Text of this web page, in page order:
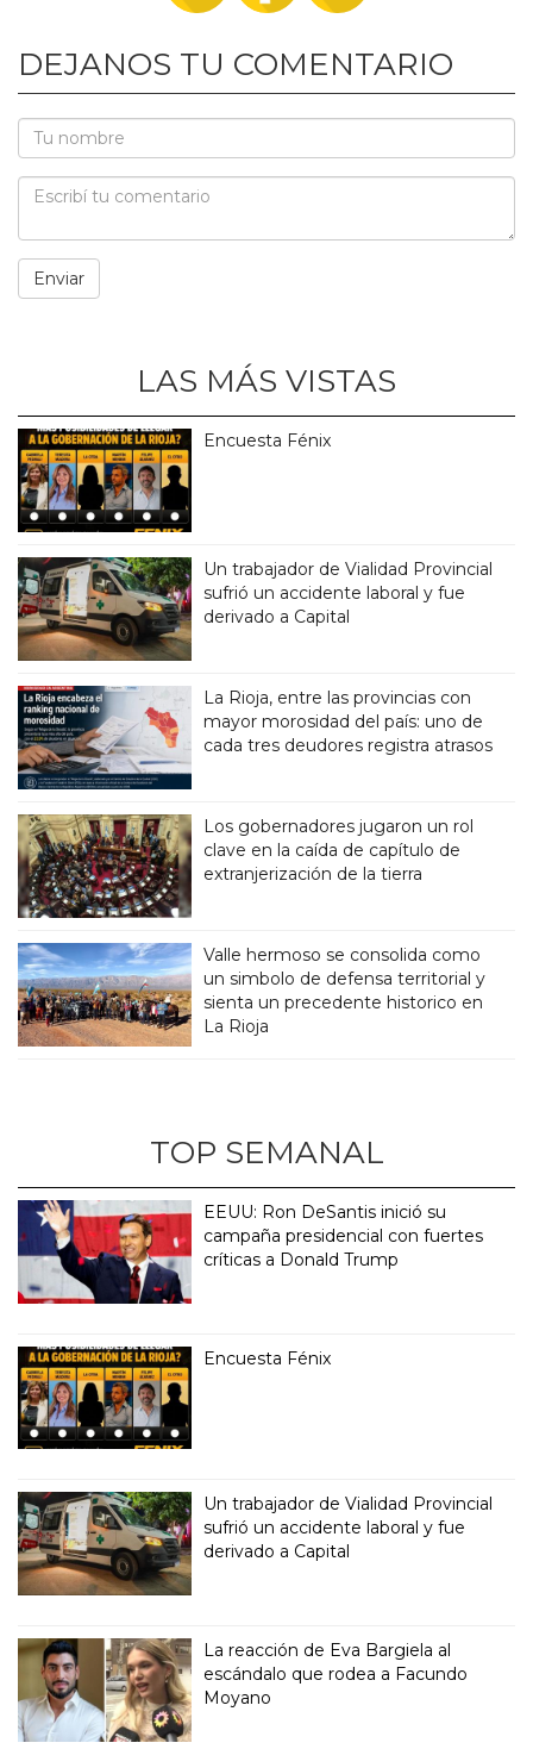
DEJANOS TU COMENTARIO
LAS MÁS VISTAS
Encuesta Fénix
Un trabajador de Vialidad Provincial
sufrió un accidente laboral y fue
derivado a Capital
La Rioja, entre las provincias con
mayor morosidad del país: uno de
cada tres deudores registra atrasos
Los gobernadores jugaron un rol
clave en la caída de capítulo de
extranjerización de la tierra
Valle hermoso se consolida como
un simbolo de defensa territorial y
sienta un precedente historico en
La Rioja
TOP SEMANAL
EEUU: Ron DeSantis inició su
campaña presidencial con fuertes
críticas a Donald Trump
Encuesta Fénix
Un trabajador de Vialidad Provincial
sufrió un accidente laboral y fue
derivado a Capital
La reacción de Eva Bargiela al
escándalo que rodea a Facundo
Moyano